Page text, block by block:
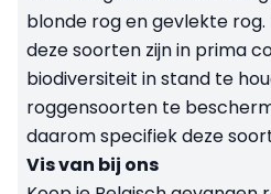
blonde rog en gevlekte
deze soorten zijn in prima
biodiversiteit in stand te
roggensoorten te
daarom specifiek deze
Vis van bij ons